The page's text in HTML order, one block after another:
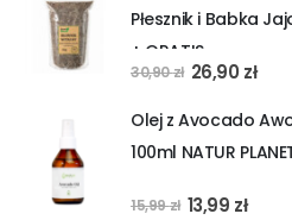
Płesznik i Babka
+ GRATIS
30,90zł Pierwotna
wynosiła:
30,90 zł.
26,90 zł
Olej z Avocado
100ml NATUR
15,99zł Pierwotna
13,99 zł